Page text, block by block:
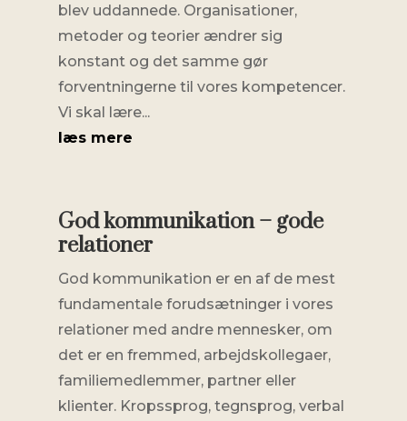
blev uddannede. Organisationer,
metoder og teorier ændrer sig
konstant og det samme gør
forventningerne til vores kompetencer.
Vi skal lære...
læs mere
God kommunikation – gode
relationer
God kommunikation er en af de mest
fundamentale forudsætninger i vores
relationer med andre mennesker, om
det er en fremmed, arbejdskollegaer,
familiemedlemmer, partner eller
klienter. Kropssprog, tegnsprog, verbal